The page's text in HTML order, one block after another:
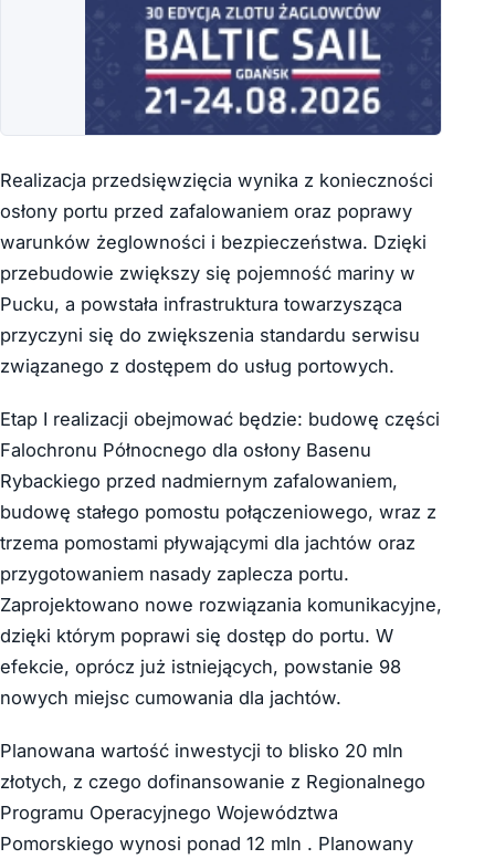
Realizacja przedsięwzięcia wynika z konieczności
osłony portu przed zafalowaniem oraz poprawy
warunków żeglowności i bezpieczeństwa. Dzięki
przebudowie zwiększy się pojemność mariny w
Pucku, a powstała infrastruktura towarzysząca
przyczyni się do zwiększenia standardu serwisu
związanego z dostępem do usług portowych.
Etap I realizacji obejmować będzie: budowę części
Falochronu Północnego dla osłony Basenu
Rybackiego przed nadmiernym zafalowaniem,
budowę stałego pomostu połączeniowego, wraz z
trzema pomostami pływającymi dla jachtów oraz
przygotowaniem nasady zaplecza portu.
Zaprojektowano nowe rozwiązania komunikacyjne,
dzięki którym poprawi się dostęp do portu. W
efekcie, oprócz już istniejących, powstanie 98
nowych miejsc cumowania dla jachtów.
Planowana wartość inwestycji to blisko 20 mln
złotych, z czego dofinansowanie z Regionalnego
Programu Operacyjnego Województwa
Pomorskiego wynosi ponad 12 mln . Planowany